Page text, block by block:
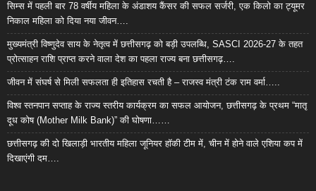
सिम्स में पहली बार 78 वर्षीय महिला के अंडाशय कैंसर की सफल सर्जरी, एक किलो का ट्यूमर
निकाल महिला को दिया नया जीवन….
मुख्यमंत्री विष्णुदेव साय के नेतृत्व में छत्तीसगढ़ को बड़ी उपलब्धि, SASCI 2026-27 के तहत
प्रोत्साहन राशि प्राप्त करने वाला देश का पहला राज्य बना छत्तीसगढ़….
जीवन में संघर्ष से मिली सफलता ही इतिहास रचती है – राजस्व मंत्री टंक राम वर्मा…..
विश्व स्तनपान सप्ताह के राज्य स्तरीय कार्यक्रम का सफल आयोजन, छत्तीसगढ़ के प्रथम “मातृ
दूध कोष (Mother Milk Bank)” की घोषणा……
छत्तीसगढ़ की दो खिलाड़ी भारतीय महिला जूनियर हॉकी टीम में, चीन में होने वाले एशिया कप में
दिखाएंगी दम….